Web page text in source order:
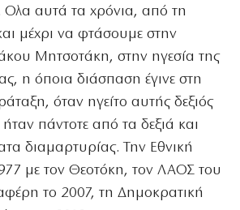
Ολα αυτά τα χρόνια, από τη
μέχρι να φτάσουμε στην
Μητσοτάκη, στην ηγεσία της
η όποια διάσπαση έγινε στη
όταν ηγείτο αυτής δεξιός
πάντοτε από τα δεξιά και
διαμαρτυρίας. Την Εθνική
με τον Θεοτόκη, τον ΛΑΟΣ του
το 2007, τη Δημοκρατική